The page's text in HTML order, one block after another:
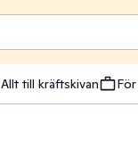
Allt till kräftskivan